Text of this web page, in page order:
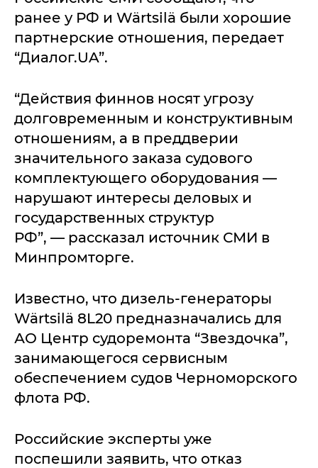
ранее у РФ и Wärtsilä были хорошие
партнерские отношения, передает
“Диалог.UA”.
“Действия финнов носят угрозу
долговременным и конструктивным
отношениям, а в преддверии
значительного заказа судового
комплектующего оборудования —
нарушают интересы деловых и
государственных структур
РФ”, — рассказал источник СМИ в
Минпромторге.
Известно, что дизель-генераторы
Wärtsilä 8L20 предназначались для
АО Центр судоремонта “Звездочка”,
занимающегося сервисным
обеспечением судов Черноморского
флота РФ.
Российские эксперты уже
поспешили заявить, что отказ